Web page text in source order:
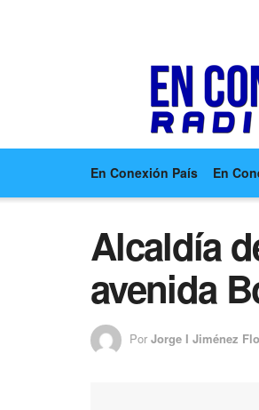
En Conexión País En
Alcaldía
avenida
Por Jorge I Jiménez